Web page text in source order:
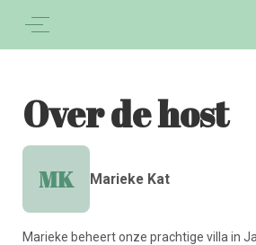
Over de host
MK Marieke Kat
Marieke beheert onze prachtige villa in